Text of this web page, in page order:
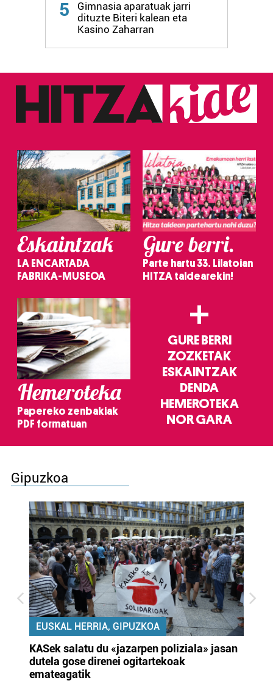
5
Gimnasia aparatuak jarri
dituzte Biteri kalean eta
Kasino Zaharran
Eskaintzak
LA ENCARTADA
FABRIKA-MUSEOA
Gure berri.
Parte hartu 33. Lilatoian
HITZA taldearekin!
Hemeroteka
Papereko zenbakiak
PDF formatuan
+
GURE BERRI
ZOZKETAK
ESKAINTZAK
DENDA
HEMEROTEKA
NOR GARA
Gipuzkoa
EUSKAL HERRIA, GIPUZKOA
KASek salatu du «jazarpen poliziala» jasan
dutela gose direnei ogitartekoak
emateagatik